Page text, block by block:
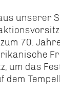
unserer
70.
um das
dem